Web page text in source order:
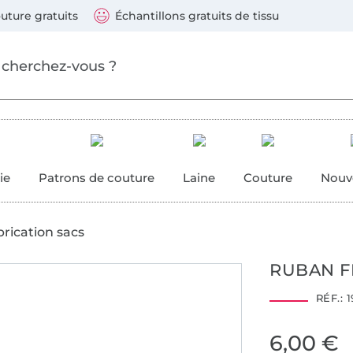
gratuits Échantillons gratuits de tissu
Patrons de couture Laine Couture
sacs
RUBAN
RÉF.:
6,00 €
suivants : Visa, Mastercard, Carte bleue, PayPal,